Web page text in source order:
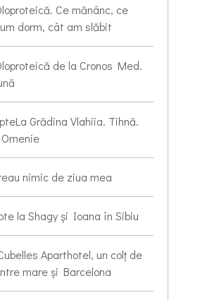
Ce mănânc, ce
dorm, cât am slăbit
de la Cronos Med.
Grădina Vlahiia. Tihnă.
nimic de ziua mea
la Shagy și Ioana în Sibiu
Aparthotel, un colț de
mare și Barcelona